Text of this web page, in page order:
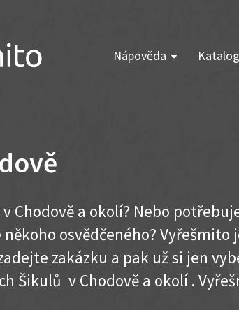
Nápověda
Chodově a okolí? Nebo
osvědčeného? Vyřešmito
zakázku a pak už si jen
Šikulů v Chodově a okolí .